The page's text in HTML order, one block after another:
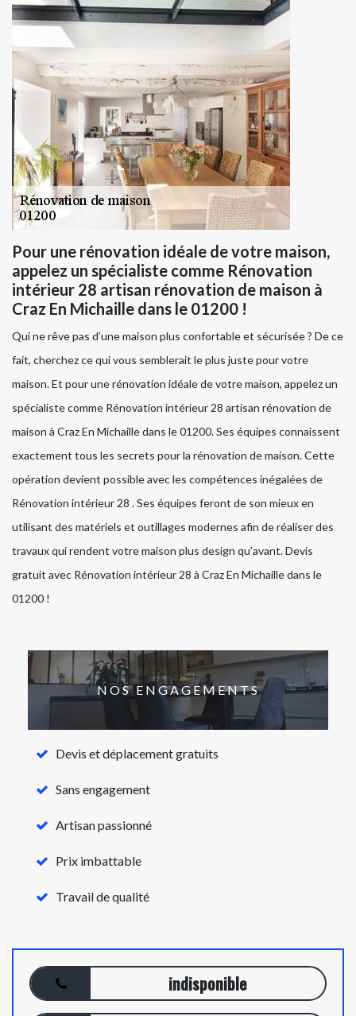
Pour une rénovation idéale de votre maison,
appelez un spécialiste comme Rénovation
intérieur 28 artisan rénovation de maison à
Craz En Michaille dans le 01200 !
Qui ne rêve pas d’une maison plus confortable et sécurisée ? De ce
fait, cherchez ce qui vous semblerait le plus juste pour votre
maison. Et pour une rénovation idéale de votre maison, appelez un
spécialiste comme Rénovation intérieur 28 artisan rénovation de
maison à Craz En Michaille dans le 01200. Ses équipes connaissent
exactement tous les secrets pour la rénovation de maison. Cette
opération devient possible avec les compétences inégalées de
Rénovation intérieur 28 . Ses équipes feront de son mieux en
utilisant des matériels et outillages modernes afin de réaliser des
travaux qui rendent votre maison plus design qu’avant. Devis
gratuit avec Rénovation intérieur 28 à Craz En Michaille dans le
01200 !
NOS ENGAGEMENTS
Devis et déplacement gratuits
Sans engagement
Artisan passionné
Prix imbattable
Travail de qualité
indisponible